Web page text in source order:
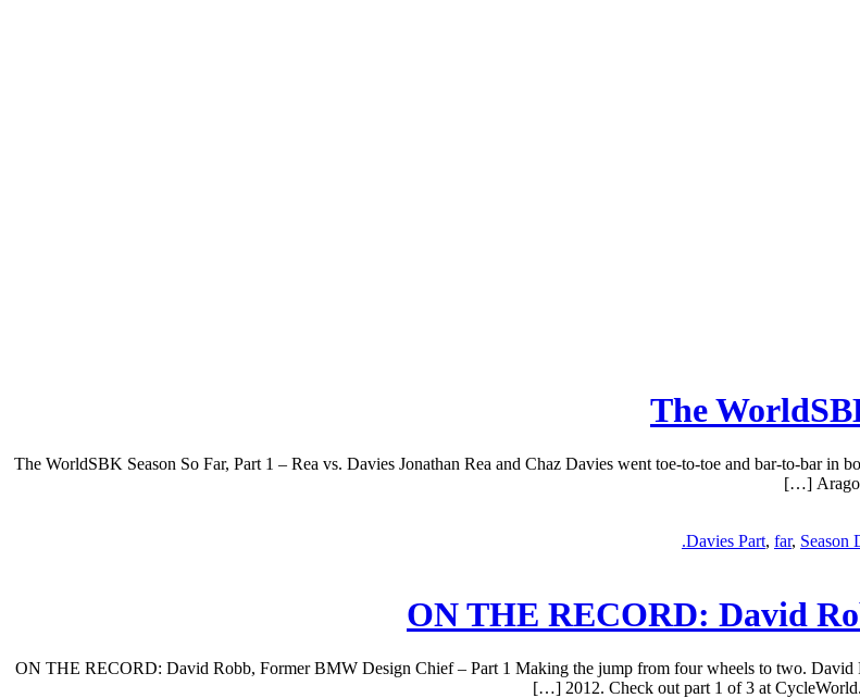
The
The WorldSBK Season So Far, Part 1 – Rea vs. Davies Jonathan Rea and Chaz Davies went toe-to-toe and bar-to-bar in
Davies Part, far, Season
ON THE RECORD: David
ON THE RECORD: David Robb, Former BMW Design Chief – Part 1 Making the jump from four wheels to two. David
2012. Check out part 1 of 3 at